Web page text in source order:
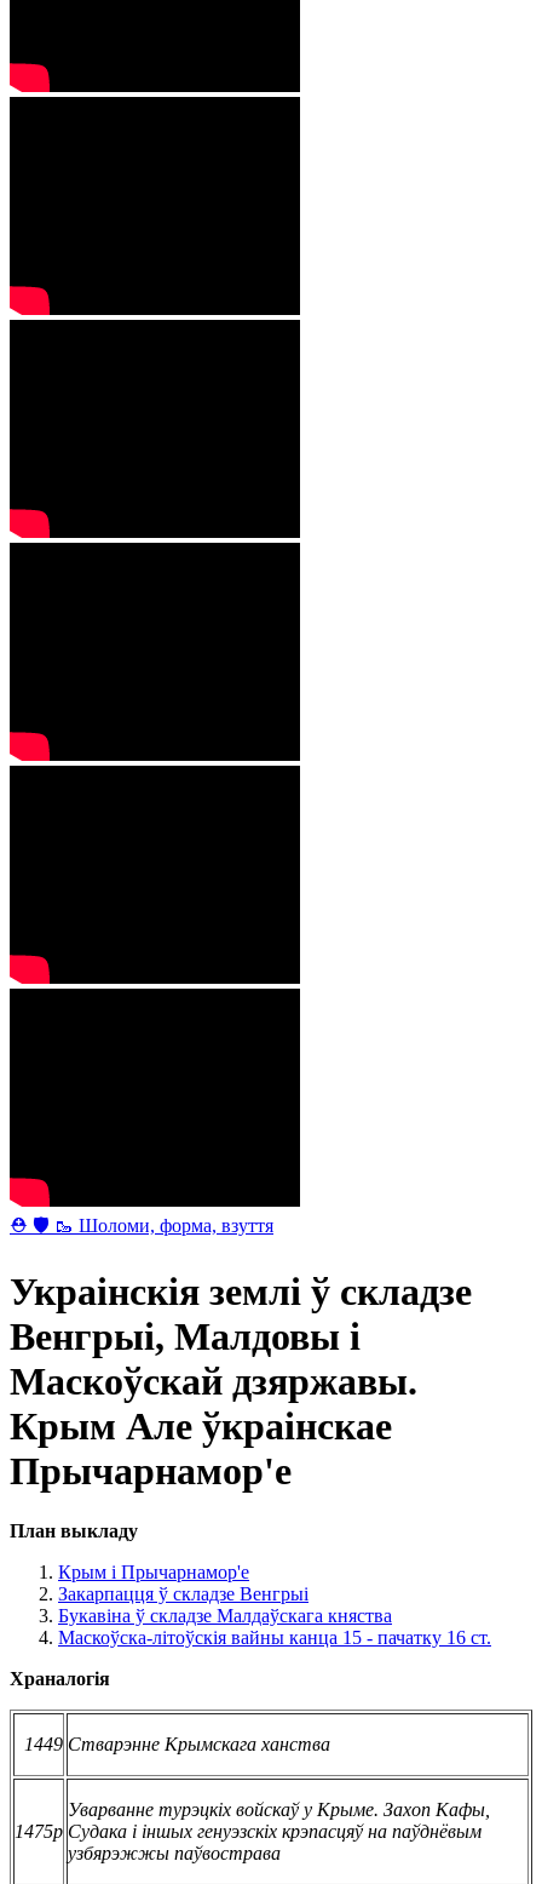
⛑ 🛡 🥾 Шоломи, форма, взуття
Украінскія землі ў складзе
Венгрыі, Малдовы і
Маскоўскай дзяржавы.
Крым Але ўкраінскае
Прычарнамор'е
План выкладу
Крым і Прычарнамор'е
Закарпацця ў складзе Венгрыі
Букавіна ў складзе Малдаўскага княства
Маскоўска-літоўскія вайны канца 15 - пачатку 16 ст.
Храналогія
1449 Стварэнне Крымскага ханства
1475р
Уварванне турэцкіх войскаў у Крыме. Захоп Кафы,
Судака і іншых генуэзскіх крэпасцяў на паўднёвым
узбярэжжы паўвострава